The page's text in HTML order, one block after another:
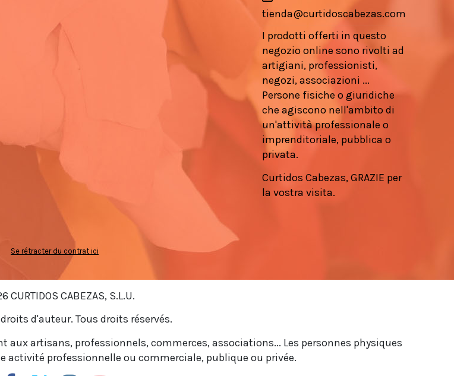
tienda@curtidoscabezas.com
I prodotti offerti in questo
negozio online sono rivolti ad
artigiani, professionisti,
negozi, associazioni ...
Persone fisiche o giuridiche
che agiscono nell'ambito di
un'attività professionale o
imprenditoriale, pubblica o
privata.
Curtidos Cabezas, GRAZIE per
la vostra visita.
Se rétracter du contrat ici
CURTIDOS CABEZAS, S.L.U.
d'auteur. Tous droits réservés.
aux artisans, professionnels, commerces, associations... Les personnes physiques
activité professionnelle ou commerciale, publique ou privée.